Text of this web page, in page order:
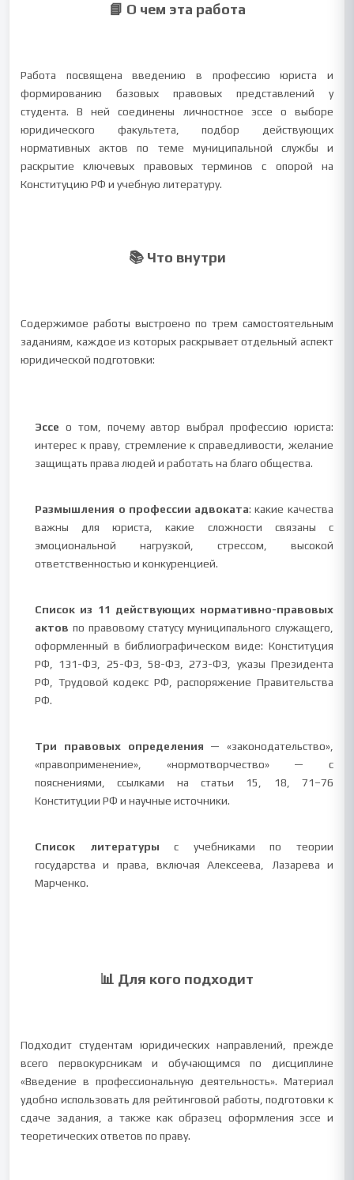
📘 О чем эта работа
Работа посвящена введению в профессию юриста и
формированию базовых правовых представлений у
студента. В ней соединены личностное эссе о выборе
юридического факультета, подбор действующих
нормативных актов по теме муниципальной службы и
раскрытие ключевых правовых терминов с опорой на
Конституцию РФ и учебную литературу.
📚 Что внутри
Содержимое работы выстроено по трем самостоятельным
заданиям, каждое из которых раскрывает отдельный аспект
юридической подготовки:
Эссе о том, почему автор выбрал профессию юриста:
интерес к праву, стремление к справедливости, желание
защищать права людей и работать на благо общества.
Размышления о профессии адвоката: какие качества
важны для юриста, какие сложности связаны с
эмоциональной нагрузкой, стрессом, высокой
ответственностью и конкуренцией.
Список из 11 действующих нормативно-правовых
актов по правовому статусу муниципального служащего,
оформленный в библиографическом виде: Конституция
РФ, 131-ФЗ, 25-ФЗ, 58-ФЗ, 273-ФЗ, указы Президента
РФ, Трудовой кодекс РФ, распоряжение Правительства
РФ.
Три правовых определения — «законодательство»,
«правоприменение», «нормотворчество» — с
пояснениями, ссылками на статьи 15, 18, 71–76
Конституции РФ и научные источники.
Список литературы с учебниками по теории
государства и права, включая Алексеевa, Лазарева и
Марченко.
📊 Для кого подходит
Подходит студентам юридических направлений, прежде
всего первокурсникам и обучающимся по дисциплине
«Введение в профессиональную деятельность». Материал
удобно использовать для рейтинговой работы, подготовки к
сдаче задания, а также как образец оформления эссе и
теоретических ответов по праву.